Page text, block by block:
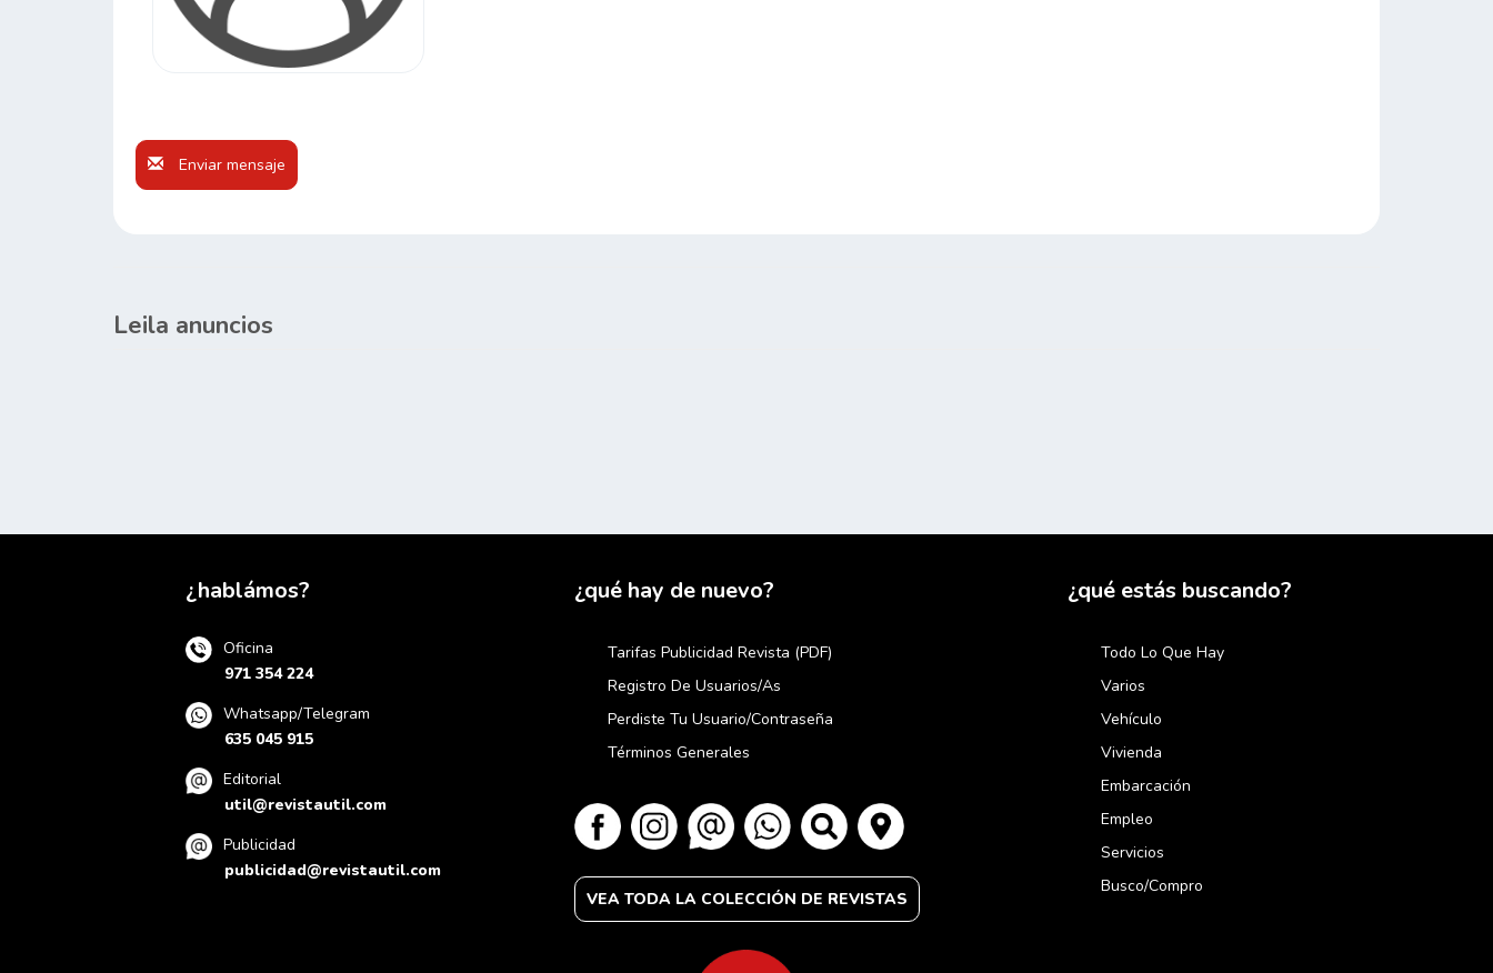
Enviar mensaje
Leila anuncios
¿hablámos?
Oficina
971 354 224
Whatsapp/Telegram
635 045 915
Editorial
util@revistautil.com
Publicidad
publicidad@revistautil.com
¿qué hay de nuevo?
Tarifas Publicidad Revista (PDF)
Registro De Usuarios/as
Perdiste Tu Usuario/contraseña
Términos Generales
VEA TODA LA COLECCIÓN DE REVISTAS
¿qué estás buscando?
Todo Lo Que Hay
Varios
Vehículo
Vivienda
Embarcación
Empleo
Servicios
Busco/compro